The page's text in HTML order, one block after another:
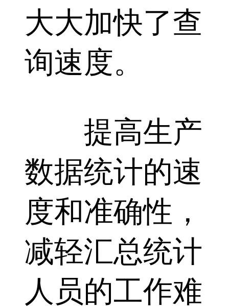
大大加快了查
询速度。
提高生产
数据统计的速
度和准确性，
减轻汇总统计
人员的工作难